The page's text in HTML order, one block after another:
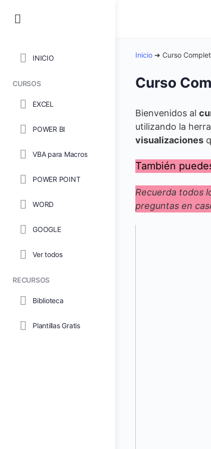
INICIO
CURSOS
EXCEL
POWER BI
VBA para Macros
POWER POINT
WORD
GOOGLE
Ver todos
RECURSOS
Biblioteca
Plantillas Gratis
Inicio ➜ Curso
Curso
Bienvenidos al
utilizando la
visualizaciones
También
Recuerda todos
preguntas en